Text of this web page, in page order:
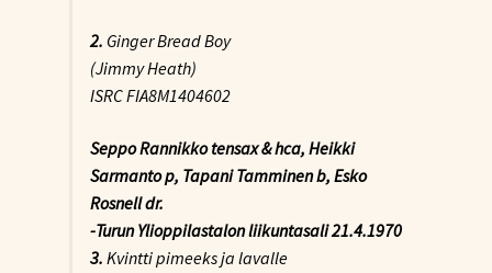
2. Ginger Bread Boy
(Jimmy Heath)
ISRC FIA8M1404602
Seppo Rannikko tensax & hca, Heikki
Sarmanto p, Tapani Tamminen b, Esko
Rosnell dr.
-Turun Ylioppilastalon liikuntasali 21.4.1970
3. Kvintti pimeeks ja lavalle